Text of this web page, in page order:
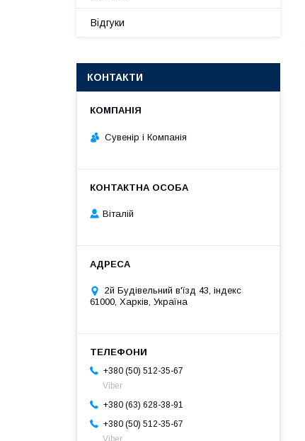
Відгуки
КОНТАКТИ
Сувенір і Компанія
Віталій
2й Будівельний в'їзд 43, індекс
61000, Харків, Україна
+380 (50) 512-35-67
Viber
+380 (63) 628-38-91
+380 (50) 512-35-67